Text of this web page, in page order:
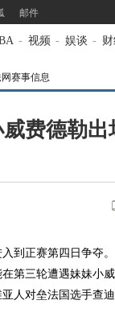
邮件
- 视频 - 娱谈 -
赛事信息
费德勒
到正赛第四日争夺
第三轮遭遇妹妹小
人对垒法国选手查